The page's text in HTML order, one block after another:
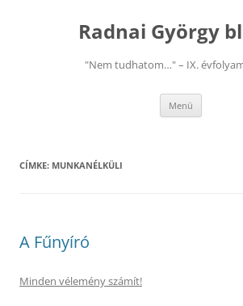
Radnai György
"Nem tudhatom…" – IX.
Menü
CÍMKE: MUNKANÉLKÜLI
A Fűnyíró
Minden vélemény számít!